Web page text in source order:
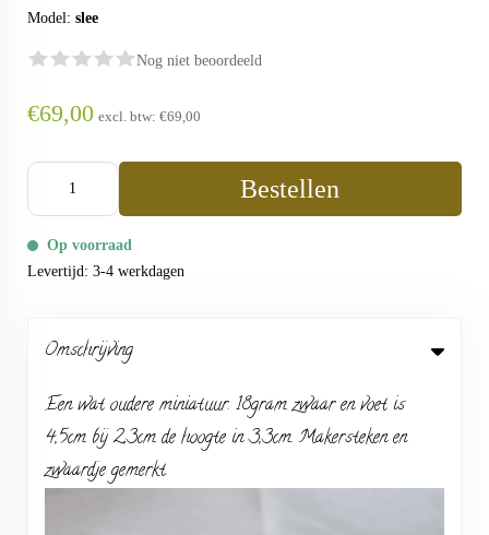
Model: slee
Nog niet beoordeeld
€69,00 excl. btw: €69,00
Bestellen
Op voorraad
Levertijd: 3-4 werkdagen
Omschrijving
Een wat oudere miniatuur. 18gram zwaar en voet is
4,5cm bij 2,3cm de hoogte in 3,3cm. Makersteken en
zwaardje gemerkt.